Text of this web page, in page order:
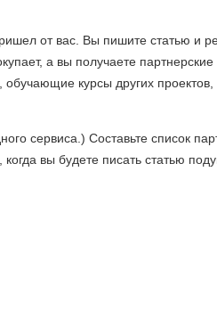
от вас. Вы пишите статью и
а вы получаете
обучающие курсы других
сервиса.) Составьте список
вы будете писать статью